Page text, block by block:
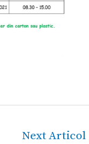
Next Articol